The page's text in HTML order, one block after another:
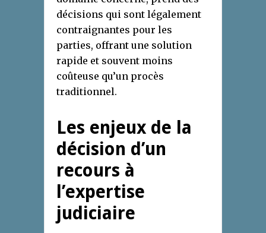
décisions qui sont légalement
contraignantes pour les
parties, offrant une solution
rapide et souvent moins
coûteuse qu’un procès
traditionnel.
Les enjeux de la
décision d’un
recours à
l’expertise
judiciaire